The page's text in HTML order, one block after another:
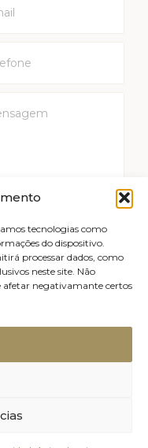
tecnologias como
do dispositivo.
processar dados, como
neste site. Não
negativamante certos
Aceito a
ENVIAR